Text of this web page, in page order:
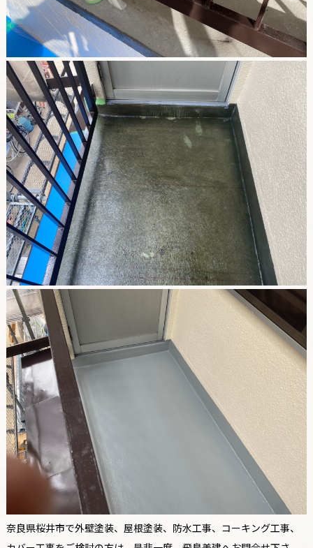
奈良県桜井市で外壁塗装、屋根塗装、防水工事、コーキング工事、